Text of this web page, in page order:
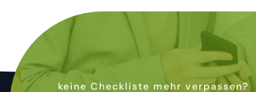
keine Checkliste mehr verpassen?